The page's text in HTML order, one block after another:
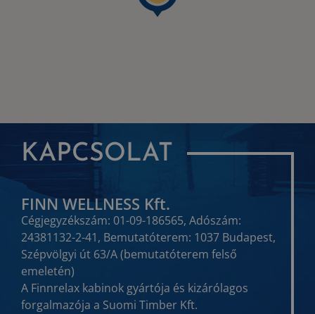
KAPCSOLAT
FINN WELLNESS Kft.
Cégjegyzékszám: 01-09-186565, Adószám:
24381132-2-41, Bemutatóterem: 1037 Budapest,
Szépvölgyi út 63/A (bemutatóterem felső
emeletén)
A Finnrelax kabinok gyártója és kizárólagos
forgalmazója a Suomi Timber Kft.